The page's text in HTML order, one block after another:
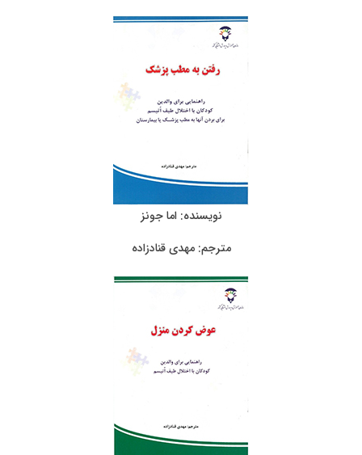
نویسنده: اما جونز
مترجم: مهدی قنادزاده